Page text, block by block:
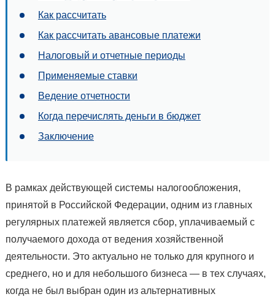
Как рассчитать
Как рассчитать авансовые платежи
Налоговый и отчетные периоды
Применяемые ставки
Ведение отчетности
Когда перечислять деньги в бюджет
Заключение
В рамках действующей системы налогообложения,
принятой в Российской Федерации, одним из главных
регулярных платежей является сбор, уплачиваемый с
получаемого дохода от ведения хозяйственной
деятельности. Это актуально не только для крупного и
среднего, но и для небольшого бизнеса — в тех случаях,
когда не был выбран один из альтернативных